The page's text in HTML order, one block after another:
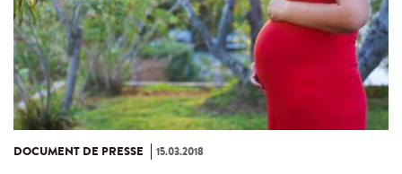
DOCUMENT DE PRESSE 15.03.2018